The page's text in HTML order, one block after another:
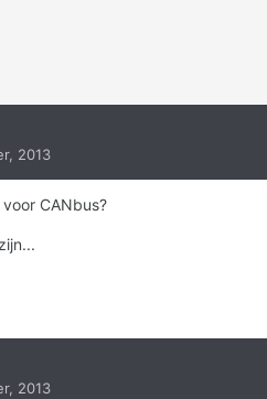
2013
CANbus?
zijn...
2013